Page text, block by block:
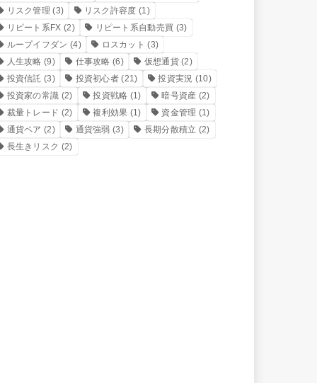
リスク管理 (3) リスク許容度 (1)
リピート系FX (2) リピート系自動売買 (3)
ループイフダン (4) ロスカット (3)
人生攻略 (9) 仕事攻略 (6) 仮想通貨(2)
投資信託 (3) 投資初心者 (21) 投資実況 (10)
投資家の常識 (2) 投資戦略 (1) 暗号資産 (2)
裁量トレード (2) 複利効果 (1) 資金管理 (1)
通貨ペア (2) 通貨強弱 (3) 長期分散積立 (2)
長生きリスク (2)